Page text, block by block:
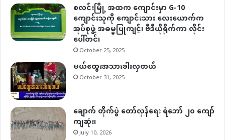
စလင်းမြို့ အထက ကျောင်းမှာ G-10
ကျောင်းသူကို ကျောင်းသား လေးယောက်က
အုပ်စုဖွဲ့ အဓမ္မပြုကျင့်၊ ဗီဒီယိုရိုက်ကာ လိုင်း
ပေါ်တင်၊
October 25, 2025
မယ်ထွေးအသားခါးလှတယ်
October 31, 2025
ချောက် တိုက်ပွဲ တော်လှန်ရေး ရဲဘော် ၂၀ ကျော်
ကျဆုံး၊
July 10, 2026